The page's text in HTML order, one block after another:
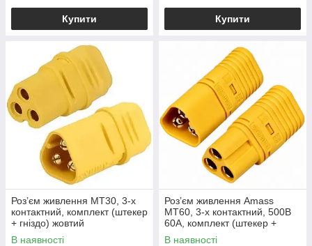
Купити Купити
Роз’єм живлення MT30, 3-х
контактний, комплект (штекер
+ гніздо) жовтий
В наявності
Роз’єм живлення Amass
MT60, 3-х контактний, 500В
60А, комплект (штекер +
гніздо) жовтий
В наявності